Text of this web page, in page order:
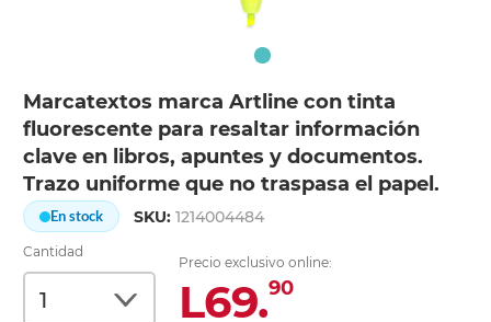
Marcatextos marca Artline con tinta
fluorescente para resaltar información
clave en libros, apuntes y documentos.
Trazo uniforme que no traspasa el papel.
En stock SKU:1214004484
Cantidad
Precio exclusivo online:
L69.90